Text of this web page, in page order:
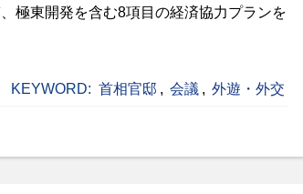
極東開発を含む8項目の経済協力プランを
KEYWORD: 首相官邸 , 会議 , 外遊・外交